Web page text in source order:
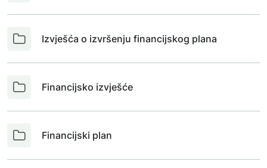
Izvješća o izvršenju financijskog plana
Financijsko izvješće
Financijski plan